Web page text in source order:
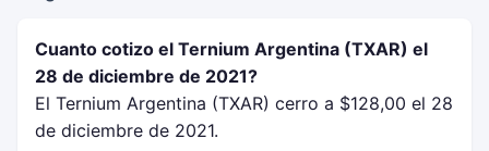
Cuanto cotizo el Ternium Argentina (TXAR) el
28 de diciembre de 2021?
El Ternium Argentina (TXAR) cerro a $128,00 el 28
de diciembre de 2021.